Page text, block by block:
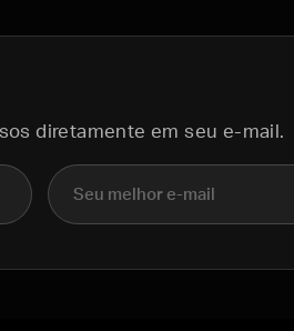
diretamente em seu e-mail.
E-mail